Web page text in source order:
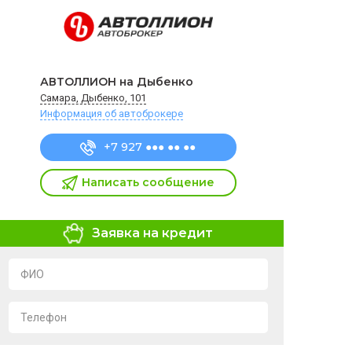
АВТОЛЛИОН на Дыбенко
Самара, Дыбенко, 101
Информация об автоброкере
+7 927 ●●● ●● ●●
Написать сообщение
Заявка на кредит
ФИО
Телефон